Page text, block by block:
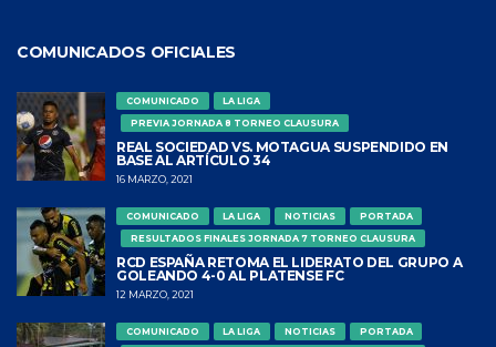
COMUNICADOS OFICIALES
COMUNICADO
LA LIGA
PREVIA JORNADA 8 TORNEO CLAUSURA
REAL SOCIEDAD VS. MOTAGUA SUSPENDIDO EN
BASE AL ARTÍCULO 34
16 MARZO, 2021
COMUNICADO LA LIGA NOTICIAS
PORTADA
RESULTADOS FINALES JORNADA 7 TORNEO CLAUSURA
RCD ESPAÑA RETOMA EL LIDERATO DEL GRUPO A
GOLEANDO 4-0 AL PLATENSE FC
12 MARZO, 2021
COMUNICADO LA LIGA NOTICIAS
PORTADA